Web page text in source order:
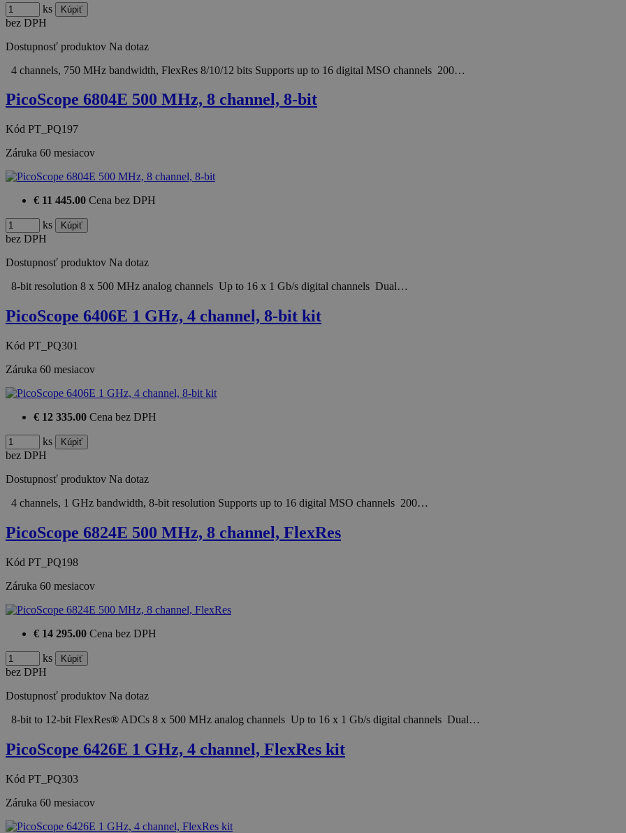
ks
bez DPH
Dostupnosť produktov Na dotaz
4 channels, 750 MHz bandwidth, FlexRes 8/10/12 bits Supports up to 16 digital MSO channels 200…
PicoScope 6804E 500 MHz, 8 channel, 8-bit
Kód PT_PQ197
Záruka 60 mesiacov
€ 11 445.00 Cena bez DPH
ks
bez DPH
Dostupnosť produktov Na dotaz
8-bit resolution 8 x 500 MHz analog channels Up to 16 x 1 Gb/s digital channels Dual…
PicoScope 6406E 1 GHz, 4 channel, 8-bit kit
Kód PT_PQ301
Záruka 60 mesiacov
€ 12 335.00 Cena bez DPH
ks
bez DPH
Dostupnosť produktov Na dotaz
4 channels, 1 GHz bandwidth, 8-bit resolution Supports up to 16 digital MSO channels 200…
PicoScope 6824E 500 MHz, 8 channel, FlexRes
Kód PT_PQ198
Záruka 60 mesiacov
€ 14 295.00 Cena bez DPH
ks
bez DPH
Dostupnosť produktov Na dotaz
8-bit to 12-bit FlexRes® ADCs 8 x 500 MHz analog channels Up to 16 x 1 Gb/s digital channels Dual…
PicoScope 6426E 1 GHz, 4 channel, FlexRes kit
Kód PT_PQ303
Záruka 60 mesiacov